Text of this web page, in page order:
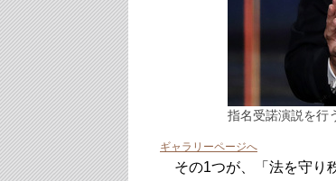
指名受諾演説を行
ギャラリーページへ
その1つが、「法を守り